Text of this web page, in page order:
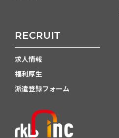
RECRUIT
求人情報
福利厚生
派遣登録フォーム